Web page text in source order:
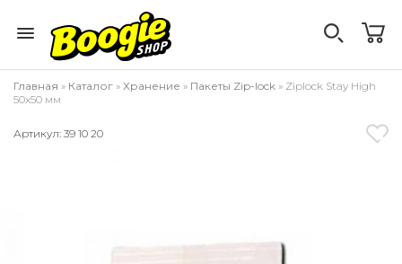
Главная » Каталог » Хранение » Пакеты Zip-lock » Ziplock Stay High
50x50 мм
Артикул: 39 10 20